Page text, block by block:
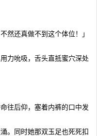
还真做不到这个体位！」
力吮吸，舌头直抵蜜穴深处
后仰，塞着内裤的口中发
。同时她那双玉足也死死扣